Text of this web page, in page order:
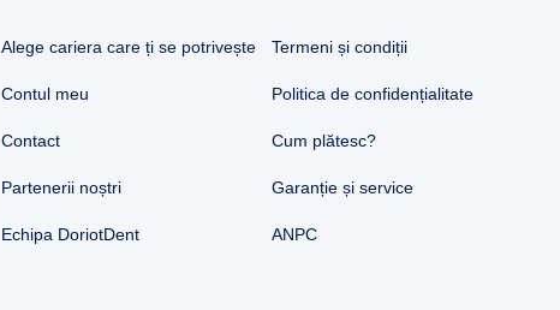
Alege cariera care ți se potrivește
Contul meu
Contact
Partenerii noștri
Echipa DoriotDent
Termeni și condiții
Politica de confidențialitate
Cum plătesc?
Garanție și service
ANPC